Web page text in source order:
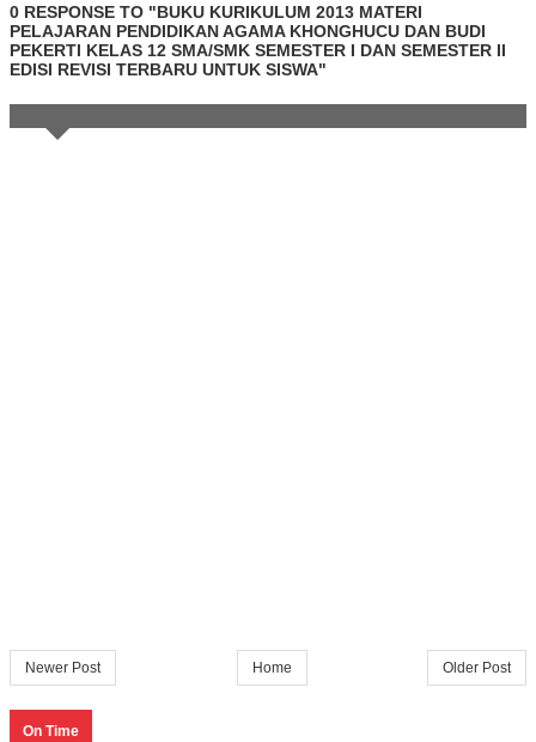
0 RESPONSE TO "BUKU KURIKULUM 2013 MATERI
PELAJARAN PENDIDIKAN AGAMA KHONGHUCU DAN BUDI
PEKERTI KELAS 12 SMA/SMK SEMESTER I DAN SEMESTER II
EDISI REVISI TERBARU UNTUK SISWA"
Newer Post Older Post
Home
On Time